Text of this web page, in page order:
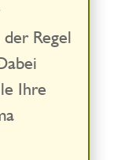
Regel
Ihre